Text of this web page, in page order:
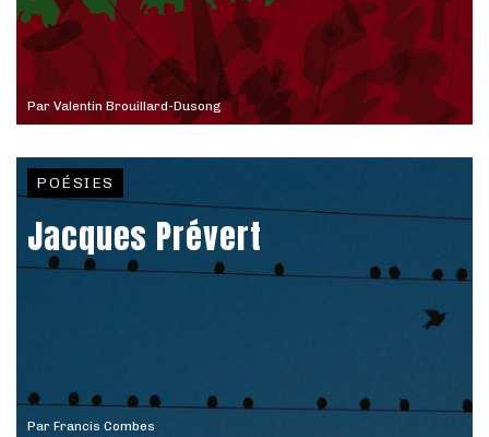
Par Valentin Brouillard-Dusong
Par Francis Combes
POÉSIES
Jacques Prévert